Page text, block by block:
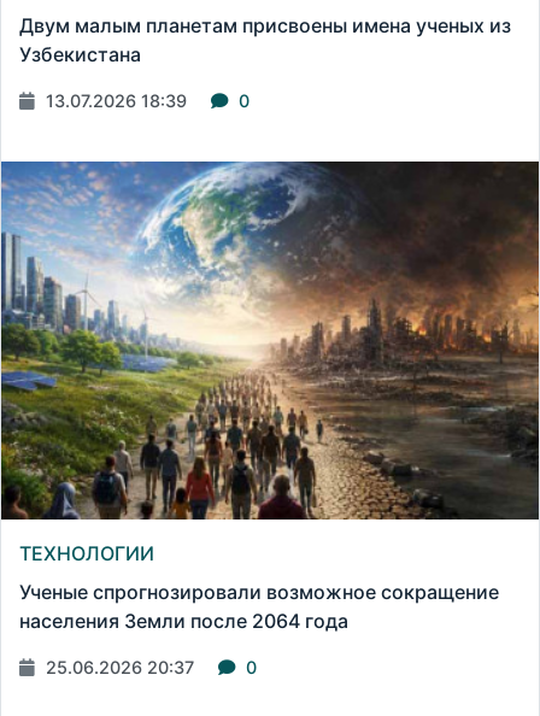
Двум малым планетам присвоены имена ученых из
Узбекистана
13.07.2026 18:39 0
ТЕХНОЛОГИИ
Ученые спрогнозировали возможное сокращение
населения Земли после 2064 года
25.06.2026 20:37 0